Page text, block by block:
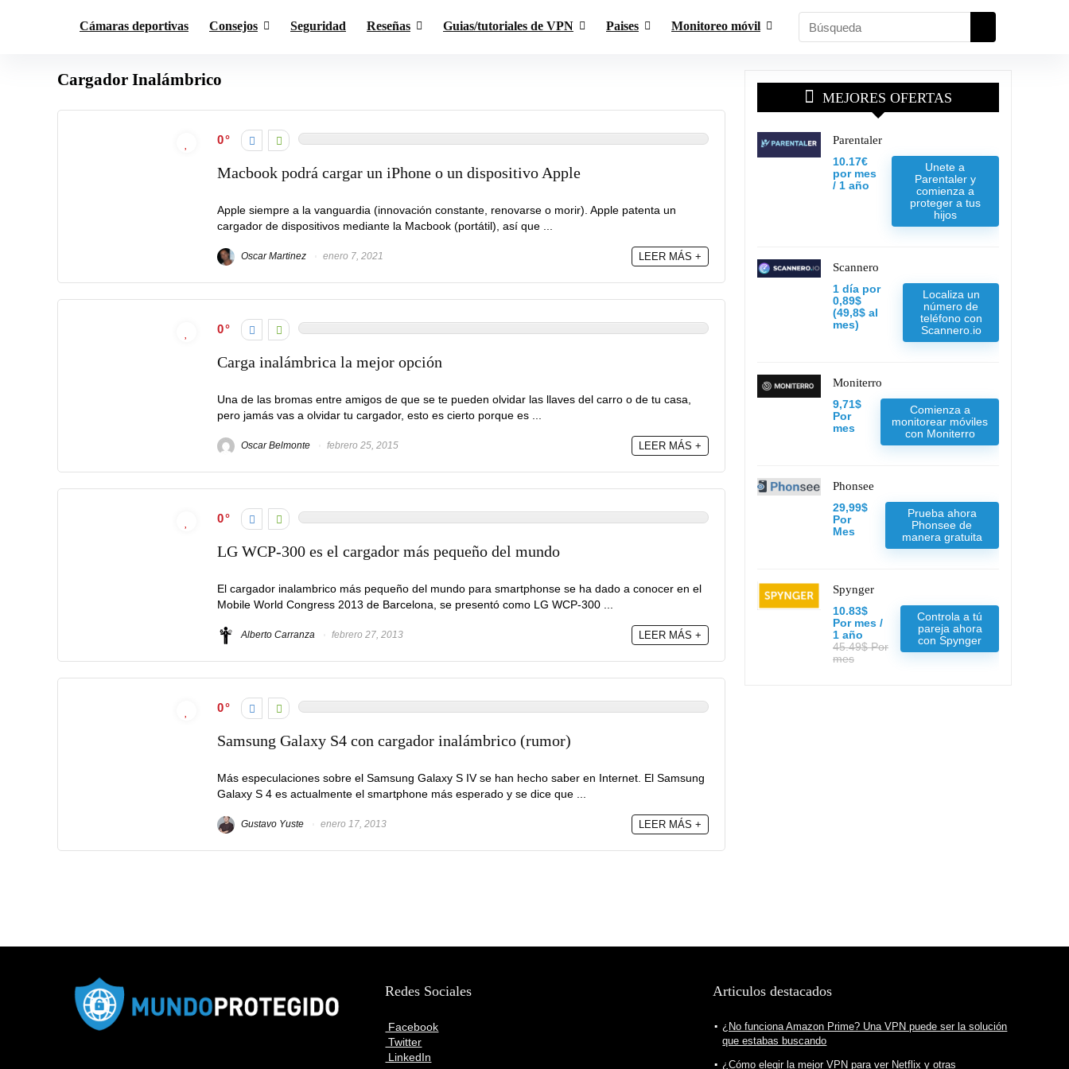
Cámaras deportivas Consejos Seguridad Reseñas Guias/tutoriales de VPN Paises Monitoreo móvil
Cargador Inalámbrico
0
Macbook podrá cargar un iPhone o un dispositivo Apple
Apple siempre a la vanguardia (innovación constante, renovarse o morir). Apple patenta un
cargador de dispositivos mediante la Macbook (portátil), así que ...
Oscar Martinez enero 7, 2021 LEER MÁS +
0
Carga inalámbrica la mejor opción
Una de las bromas entre amigos de que se te pueden olvidar las llaves del carro o de tu casa,
pero jamás vas a olvidar tu cargador, esto es cierto porque es ...
Oscar Belmonte febrero 25, 2015 LEER MÁS +
0
LG WCP-300 es el cargador más pequeño del mundo
El cargador inalambrico más pequeño del mundo para smartphonse se ha dado a conocer en el
Mobile World Congress 2013 de Barcelona, se presentó como LG WCP-300 ...
Alberto Carranza febrero 27, 2013 LEER MÁS +
0
Samsung Galaxy S4 con cargador inalámbrico (rumor)
Más especulaciones sobre el Samsung Galaxy S IV se han hecho saber en Internet. El Samsung
Galaxy S 4 es actualmente el smartphone más esperado y se dice que ...
Gustavo Yuste enero 17, 2013 LEER MÁS +
MEJORES OFERTAS
Parentaler
10.17€
por mes
/ 1 año
Unete a
Parentaler y
comienza a
proteger a tus
hijos
Scannero
1 día por
0,89$
(49,8$ al
mes)
Localiza un
número de
teléfono con
Scannero.io
Moniterro
9,71$
Por
mes
Comienza a
monitorear móviles
con Moniterro
Phonsee
29,99$
Por
Mes
Prueba ahora
Phonsee de
manera gratuita
Spynger
10.83$
Por mes /
1 año
45.49$ Por
mes
Controla a tú
pareja ahora
con Spynger
Redes Sociales
Facebook
Twitter
LinkedIn
Articulos destacados
¿No funciona Amazon Prime? Una VPN puede ser la solución
que estabas buscando
¿Cómo elegir la mejor VPN para ver Netflix y otras